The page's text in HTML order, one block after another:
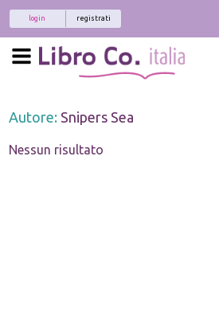
registrati
login
Autore: Snipers Sea
Nessun risultato